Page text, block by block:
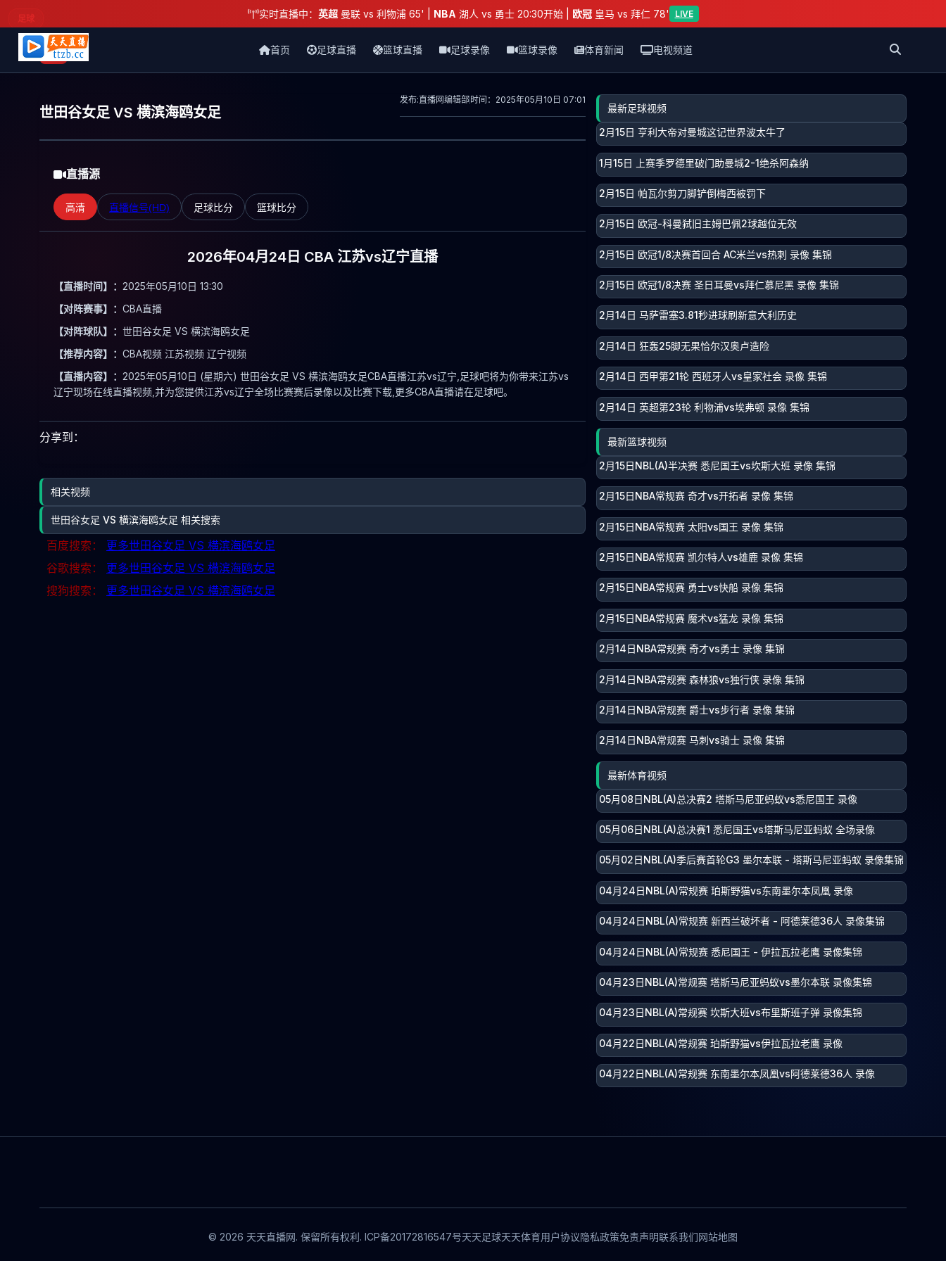
实时直播中： 英超曼联 vs 利物浦 65' | NBA 湖人 vs 勇士 20:30开始 | 欧冠皇马 vs 拜仁 78' LIVE
天天直播网
首页 足球直播 篮球直播 足球录像 篮球录像 体育新闻 电视频道
世田谷女足 VS 横滨海鸥女足
发布:直播网编辑部时间：2025年05月10日 07:01
足球
直播源
高清 直播信号(HD) 足球比分 篮球比分
2026年04月24日 CBA 江苏vs辽宁直播
【直播时间】： 2025年05月10日 13:30
【对阵赛事】： CBA直播
【对阵球队】： 世田谷女足 VS 横滨海鸥女足
【推荐内容】： CBA视频 江苏视频 辽宁视频
【直播内容】： 2025年05月10日 (星期六) 世田谷女足 VS 横滨海鸥女足CBA直播江苏vs辽宁,足球吧将为你带来江苏vs
辽宁现场在线直播视频,并为您提供江苏vs辽宁全场比赛赛后录像以及比赛下载,更多CBA直播请在足球吧。
分享到：
相关视频
世田谷女足 VS 横滨海鸥女足 相关搜索
百度搜索：
更多世田谷女足 VS 横滨海鸥女足
谷歌搜索：
更多世田谷女足 VS 横滨海鸥女足
搜狗搜索：
更多世田谷女足 VS 横滨海鸥女足
最新足球视频
2月15日 亨利大帝对曼城这记世界波太牛了
1月15日 上赛季罗德里破门助曼城2-1绝杀阿森纳
2月15日 帕瓦尔剪刀脚铲倒梅西被罚下
2月15日 欧冠-科曼弑旧主姆巴佩2球越位无效
2月15日 欧冠1/8决赛首回合 AC米兰vs热刺 录像 集锦
2月15日 欧冠1/8决赛 圣日耳曼vs拜仁慕尼黑 录像 集锦
2月14日 马萨雷塞3.81秒进球刷新意大利历史
2月14日 狂轰25脚无果恰尔汉奥卢造险
2月14日 西甲第21轮 西班牙人vs皇家社会 录像 集锦
2月14日 英超第23轮 利物浦vs埃弗顿 录像 集锦
最新篮球视频
2月15日NBL(A)半决赛 悉尼国王vs坎斯大班 录像 集锦
2月15日NBA常规赛 奇才vs开拓者 录像 集锦
2月15日NBA常规赛 太阳vs国王 录像 集锦
2月15日NBA常规赛 凯尔特人vs雄鹿 录像 集锦
2月15日NBA常规赛 勇士vs快船 录像 集锦
2月15日NBA常规赛 魔术vs猛龙 录像 集锦
2月14日NBA常规赛 奇才vs勇士 录像 集锦
2月14日NBA常规赛 森林狼vs独行侠 录像 集锦
2月14日NBA常规赛 爵士vs步行者 录像 集锦
2月14日NBA常规赛 马刺vs骑士 录像 集锦
最新体育视频
05月08日NBL(A)总决赛2 塔斯马尼亚蚂蚁vs悉尼国王 录像
05月06日NBL(A)总决赛1 悉尼国王vs塔斯马尼亚蚂蚁 全场录像
05月02日NBL(A)季后赛首轮G3 墨尔本联 - 塔斯马尼亚蚂蚁 录像集锦
04月24日NBL(A)常规赛 珀斯野猫vs东南墨尔本凤凰 录像
04月24日NBL(A)常规赛 新西兰破坏者 - 阿德莱德36人 录像集锦
04月24日NBL(A)常规赛 悉尼国王 - 伊拉瓦拉老鹰 录像集锦
04月23日NBL(A)常规赛 塔斯马尼亚蚂蚁vs墨尔本联 录像集锦
04月23日NBL(A)常规赛 坎斯大班vs布里斯班子弹 录像集锦
04月22日NBL(A)常规赛 珀斯野猫vs伊拉瓦拉老鹰 录像
04月22日NBL(A)常规赛 东南墨尔本凤凰vs阿德莱德36人 录像
© 2026 天天直播网. 保留所有权利. ICP备20172816547号天天足球天天体育用户协议隐私政策免责声明联系我们网站地图